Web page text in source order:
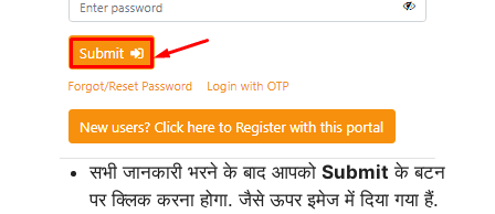
सभी जानकारी भरने के बाद आपको Submit के बटन
पर क्लिक करना होगा. जैसे ऊपर इमेज में दिया गया हैं.